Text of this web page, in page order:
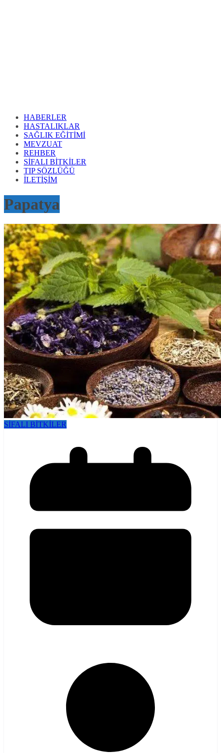
HABERLER
HASTALIKLAR
SAĞLIK EĞİTİMİ
MEVZUAT
REHBER
SİFALI BİTKİLER
TIP SÖZLÜĞÜ
İLETİŞİM
Papatya
SİFALI BİTKİLER